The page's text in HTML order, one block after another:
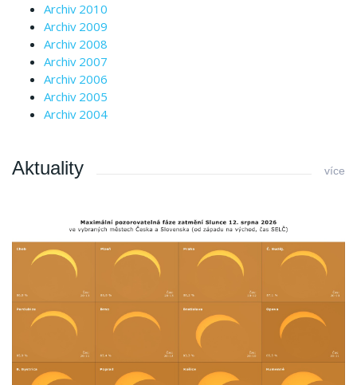
Archiv 2010
Archiv 2009
Archiv 2008
Archiv 2007
Archiv 2006
Archiv 2005
Archiv 2004
Aktuality více